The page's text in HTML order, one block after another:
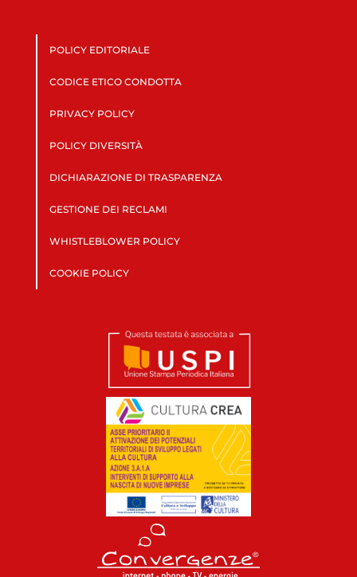
POLICY EDITORIALE
CODICE ETICO CONDOTTA
PRIVACY POLICY
POLICY DIVERSITÀ
DICHIARAZIONE DI TRASPARENZA
GESTIONE DEI RECLAMI
WHISTLEBLOWER POLICY
COOKIE POLICY